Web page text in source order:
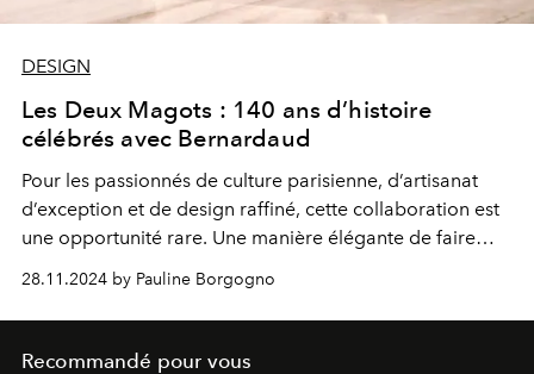
DESIGN
Les Deux Magots : 140 ans d’histoire
célébrés avec Bernardaud
Pour les passionnés de culture parisienne, d’artisanat
d’exception et de design raffiné, cette collaboration est
une opportunité rare. Une manière élégante de faire
28.11.2024 by Pauline Borgogno
Recommandé pour vous